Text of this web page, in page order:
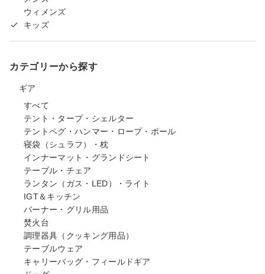
ウィメンズ
キッズ
カテゴリーから探す
ギア
すべて
テント・タープ・シェルター
テントペグ・ハンマー・ロープ・ポール
寝袋（シュラフ）・枕
インナーマット・グランドシート
テーブル・チェア
ランタン（ガス・LED）・ライト
IGT＆キッチン
バーナー・グリル用品
焚火台
調理器具（クッキング用品）
テーブルウェア
キャリーバッグ・フィールドギア